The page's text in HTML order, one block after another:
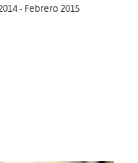
- Febrero 2015